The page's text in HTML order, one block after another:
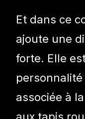
Et dans ce
ajoute une
forte. Elle
associée à
aux tapis